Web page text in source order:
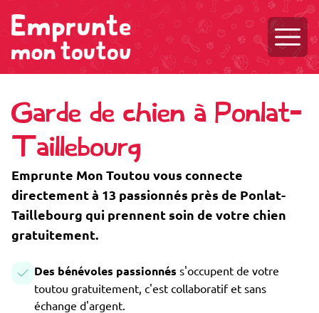
Garde de chien à Ponlat-
Taillebourg
Emprunte Mon Toutou vous connecte
directement à 13 passionnés près de Ponlat-
Taillebourg qui prennent soin de votre chien
gratuitement.
Des bénévoles passionnés s'occupent de votre
toutou gratuitement, c'est collaboratif et sans
échange d'argent.